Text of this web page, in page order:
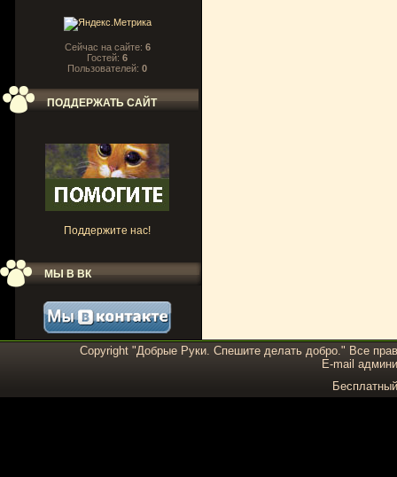
Сейчас на сайте: 6
Гостей: 6
Пользователей: 0
ПОДДЕРЖАТЬ САЙТ
Поддержите нас!
МЫ В ВК
Copyright "Добрые Руки. Спешите делать добро." Все
E-mail